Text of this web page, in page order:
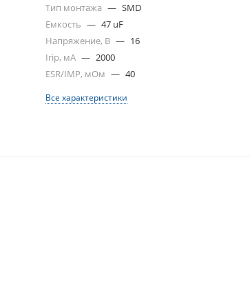
Тип монтажа — SMD
Емкость — 47 uF
Напряжение, В — 16
Irip, мА — 2000
ESR/IMP, мОм — 40
Все характеристики